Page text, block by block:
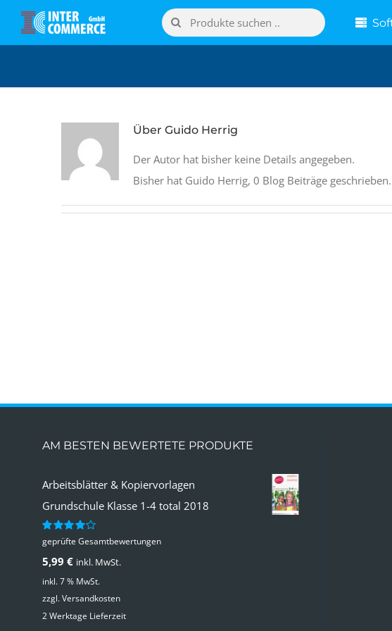
Zum
Inhalt
Suche
nach:
Über Guido Herrig
Der Autor hat bisher keine Details angegeben.
Bisher hat Guido Herrig, 0 Blog Beiträge geschrieben.
AM BESTEN BEWERTETE PRODUKTE
Arbeitsblätter & Kopiervorlagen
Grundschule Klasse 1-4 total 2018
Bewertet
von 5
geprüfte Gesamtbewertungen
5,99 € inkl. MwSt.
inkl. 7 % MwSt.
zzgl.Versandkosten
2 Werktage Lieferzeit